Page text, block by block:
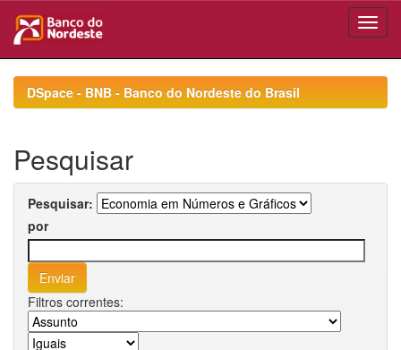
navigationDSpace - BNB - Banco do Nordeste do Brasil
Pesquisar
Pesquisar:
por
Filtros correntes: